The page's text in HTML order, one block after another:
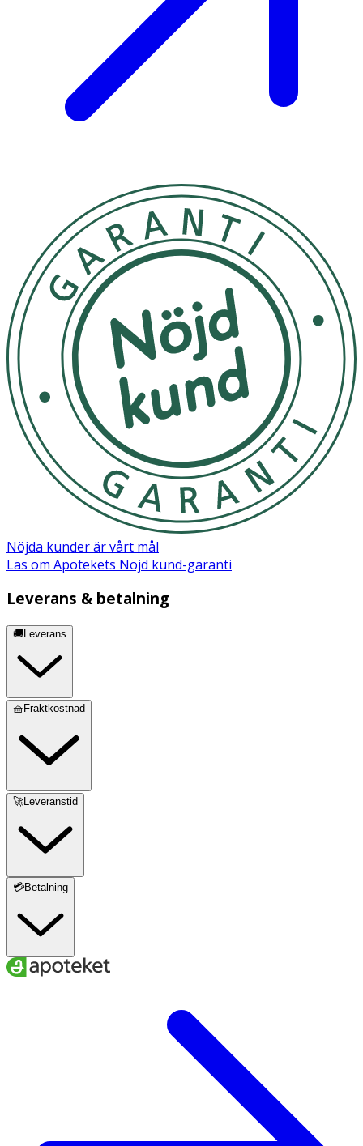
Nöjda kunder är vårt mål
Läs om Apotekets Nöjd kund-garanti
Leverans & betalning
🚚Leverans
🧺Fraktkostnad
🚀Leveranstid
💳Betalning